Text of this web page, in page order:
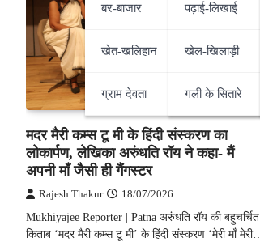
बर-बाजार
खेत-खलिहान
ग्राम देवता
पढ़ाई-लिखाई
खेल-खिलाड़ी
गली के सितारे
मदर मैरी कम्स टू मी के हिंदी संस्करण का
लोकार्पण, लेखिका अरुंधति रॉय ने कहा- मैं
अपनी माँ जैसी ही गैंगस्टर
Rajesh Thakur 18/07/2026
Mukhiyajee Reporter | Patna अरुंधति रॉय की बहुचर्चित
किताब ‘मदर मैरी कम्स टू मी’ के हिंदी संस्करण ‘मेरी माँ मेरी…